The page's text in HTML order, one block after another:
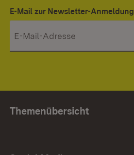
E-Mail zur Newsletter-Anmeldung
Themenübersicht